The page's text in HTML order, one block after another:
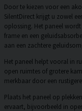
Door te kiezen voor een
SilentDirect krijgt u zowel
oplossing. Het paneel
frame en een
aan een zachtere
Het paneel helpt vooral in
open ruimtes of grotere
merkbaar door een
Plaats het paneel op
ervaart, bijvoorbeeld in